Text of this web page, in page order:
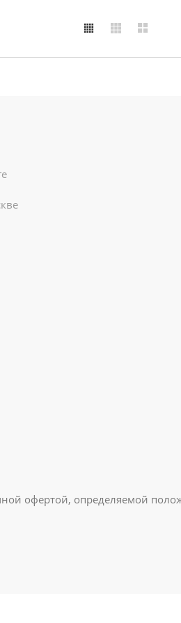
офертой, определяемой